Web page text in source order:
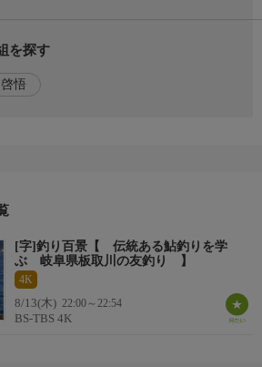
の伝統的な「友釣り」。岐阜県の川がホ
島啓悟さんが、久しぶりに友釣りに挑戦
導。舞台は清流・板取川と長良川。ハナ
を探す
悟
[字]釣り百景【 伝統ある鮎釣りを学
ぶ 岐阜県板取川の友釣り 】
4K
8/13(木) 22:00～22:54
BS-TBS 4K